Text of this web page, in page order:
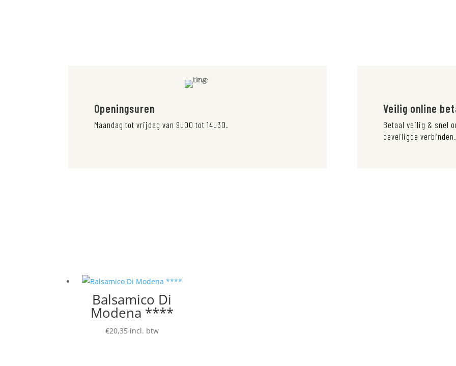
Openingsuren
Maandag tot vrijdag van 9u00 tot 14u30.
Veilig online
Betaal veilig & snel
beveiligde verbinden.
Balsamico Di
Modena ****
€20,35 incl. btw